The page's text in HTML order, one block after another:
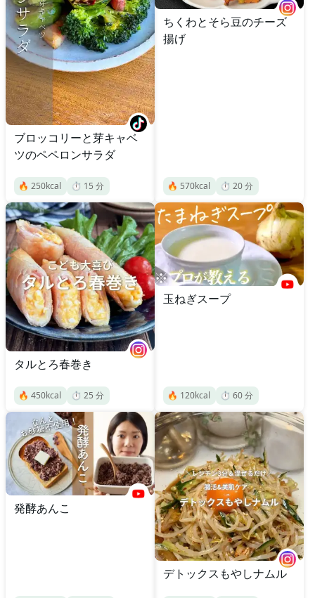
ブロッコリーと芽キャベ
ツのペペロンサラダ
🔥 250kcal ⏱️ 15 分
ちくわとそら豆のチーズ
揚げ
🔥 570kcal ⏱️ 20分
タルとろ春巻き
🔥 450kcal ⏱️ 25 分
玉ねぎスープ
🔥 120kcal ⏱️ 60分
発酵あんこ
デトックスもやしナムル